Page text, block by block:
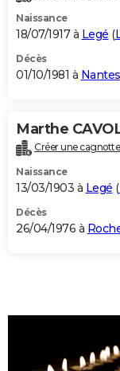
Naissance
18/07/1917 à Legé (
Décès
01/10/1981 à Nantes
Marthe
Créer une
Naissance
13/03/1903 à Legé (
Décès
26/04/1976 à